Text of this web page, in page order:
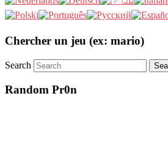
Chercher un jeu (ex: mario)
Search
Random Pr0n